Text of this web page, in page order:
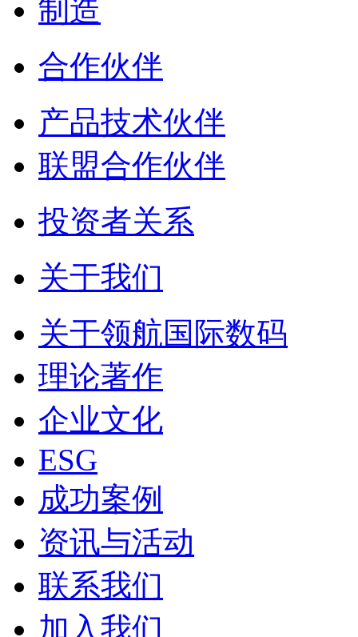
制造
合作伙伴
产品技术伙伴
联盟合作伙伴
投资者关系
关于我们
关于领航国际数码
理论著作
企业文化
ESG
成功案例
资讯与活动
联系我们
加入我们